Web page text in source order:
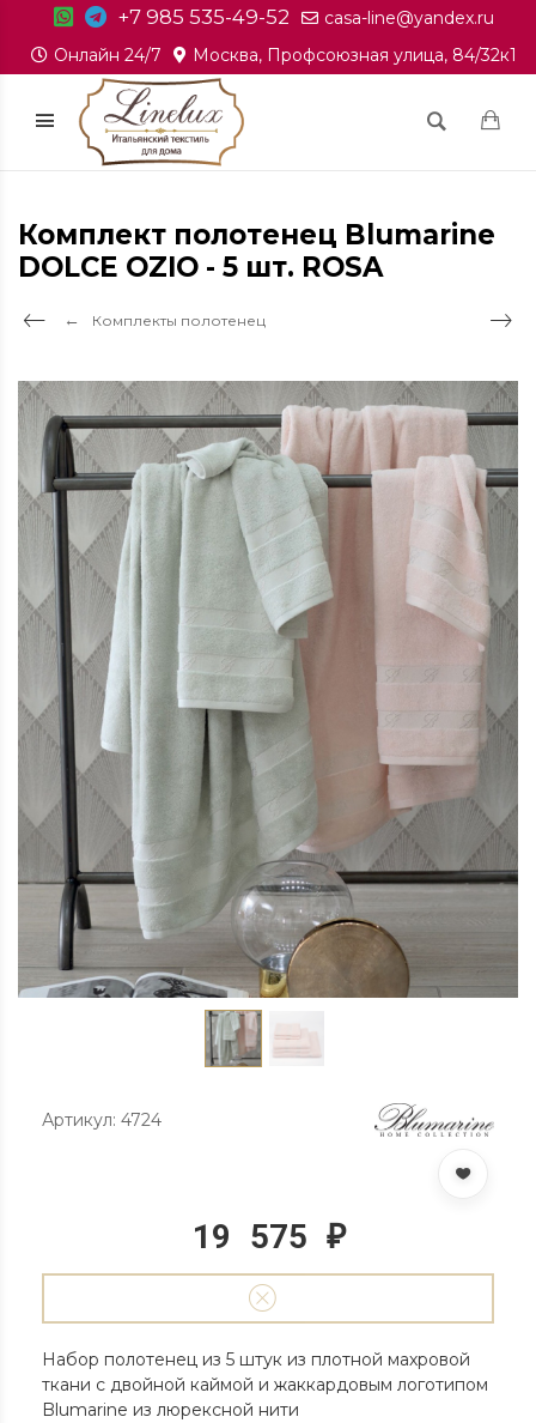
+7 985 535-49-52
casa-line@yandex.ru
Онлайн 24/7
Москва, Профсоюзная улица, 84/32к1
Комплект полотенец Blumarine
DOLCE OZIO - 5 шт. ROSA
Комплекты полотенец
Артикул: 4724
19 575 ₽
Набор полотенец из 5 штук из плотной махровой
ткани с двойной каймой и жаккардовым логотипом
Blumarine из люрексной нити